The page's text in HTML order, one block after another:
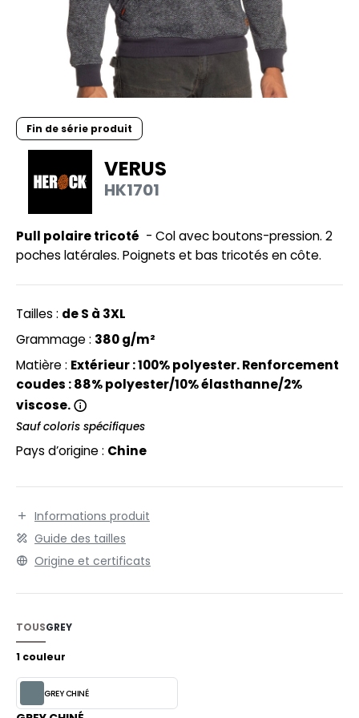
VISIBILITE
IN EUROPE
LABEL / TEAR AWAY
SHOPPING
VETEMENTS
YOUR BRAND
SI ON L'APPELAIT FRANCIS
BY PROMODORO
ROW
OF THE LOOM
OF THE LOOM VINTAGE
- BLANKS
Fin de série produit
VERUS
HK1701
Pull polaire tricoté - Col avec boutons-pression. 2
poches latérales. Poignets et bas tricotés en côte.
Tailles : de S à 3XL
Grammage : 380 g/m²
Matière : Extérieur : 100% polyester. Renforcement
coudes : 88% polyester/10% élasthanne/2%
viscose.
Sauf coloris spécifiques
Pays d’origine : Chine
Informations produit
Guide des tailles
Origine et certificats
TOUSGREY
1 couleur
GREY CHINÉ